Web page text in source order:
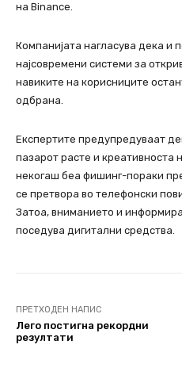
на Binance.
Компанијата нагласува дека и
најсовремени системи за
навиките на корисниците
одбрана.
Експертите предупредуваат
пазарот расте и креативноста
некогаш беа фишинг-пораки
се претвора во телефонски
Затоа, вниманието и
поседува дигитални средства.
ПРЕТХОДЕН НАПИС
Лего постигна рекордни
резултати